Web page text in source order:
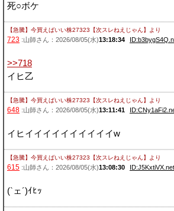
死○ボケ
【急騰】今買えばいい株27323【次スレねえじゃん】 より
723 :山師さん：2026/08/05(水)13:18:34
>>718
イヒ乙
【急騰】今買えばいい株27323【次スレねえじゃん】 より
648 :山師さん：2026/08/05(水)13:11:41
イヒイイイイイイイイイイw
【急騰】今買えばいい株27323【次スレねえじゃん】 より
615 :山師さん：2026/08/05(水)13:08:30 ID:J5KxtiVX.net
(`ェ´)ｲﾋｯ